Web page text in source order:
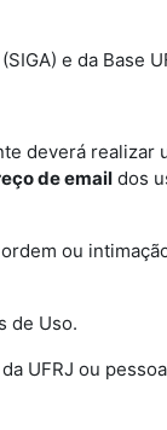
e da Base
deverá realizar
de email dos
ou
de Uso.
UFRJ ou